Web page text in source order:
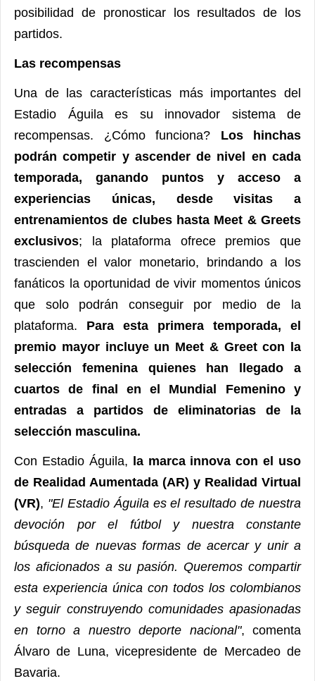
posibilidad de pronosticar los resultados de los
partidos.
Las recompensas
Una de las características más importantes del
Estadio Águila es su innovador sistema de
recompensas. ¿Cómo funciona? Los hinchas
podrán competir y ascender de nivel en cada
temporada, ganando puntos y acceso a
experiencias únicas, desde visitas a
entrenamientos de clubes hasta Meet & Greets
exclusivos; la plataforma ofrece premios que
trascienden el valor monetario, brindando a los
fanáticos la oportunidad de vivir momentos únicos
que solo podrán conseguir por medio de la
plataforma. Para esta primera temporada, el
premio mayor incluye un Meet & Greet con la
selección femenina quienes han llegado a
cuartos de final en el Mundial Femenino y
entradas a partidos de eliminatorias de la
selección masculina.
Con Estadio Águila,
la marca innova con el uso
de Realidad Aumentada (AR) y Realidad Virtual
(VR), "El Estadio Águila es el resultado de nuestra
devoción por el fútbol y nuestra constante
búsqueda de nuevas formas de acercar y unir a
los aficionados a su pasión. Queremos compartir
esta experiencia única con todos los colombianos
y seguir construyendo comunidades apasionadas
en torno a nuestro deporte nacional", comenta
Álvaro de Luna, vicepresidente de Mercadeo de
Bavaria.